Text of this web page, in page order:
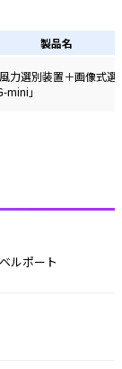
製品名
力選別装置＋画像式選
mini」
ルポート